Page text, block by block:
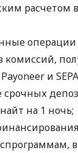
расчетом
операции
комиссий,
и
на 1 ночь;